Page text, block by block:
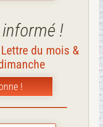
!
du mois &
!